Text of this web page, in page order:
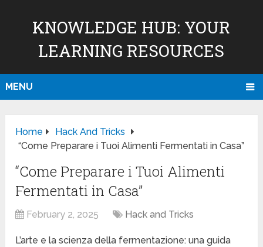
KNOWLEDGE HUB: YOUR
LEARNING RESOURCES
MENU
Home
Hack And Tricks
“Come Preparare i Tuoi Alimenti Fermentati in Casa”
“Come Preparare i Tuoi Alimenti
Fermentati in Casa”
February 2, 2025 Hack and Tricks
L’arte e la scienza della fermentazione: una guida